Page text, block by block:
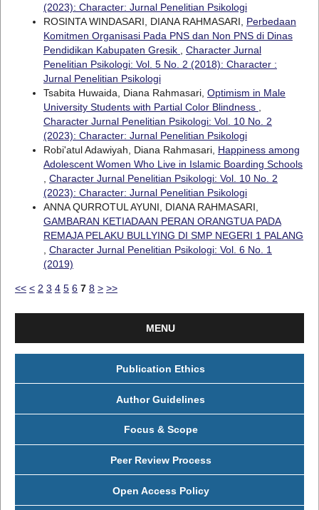
(2023): Character: Jurnal Penelitian Psikologi
ROSINTA WINDASARI, DIANA RAHMASARI, Perbedaan
Komitmen Organisasi Pada PNS dan Non PNS di Dinas
Pendidikan Kabupaten Gresik , Character Jurnal
Penelitian Psikologi: Vol. 5 No. 2 (2018): Character :
Jurnal Penelitian Psikologi
Tsabita Huwaida, Diana Rahmasari, Optimism in Male
University Students with Partial Color Blindness ,
Character Jurnal Penelitian Psikologi: Vol. 10 No. 2
(2023): Character: Jurnal Penelitian Psikologi
Robi'atul Adawiyah, Diana Rahmasari, Happiness among
Adolescent Women Who Live in Islamic Boarding Schools
, Character Jurnal Penelitian Psikologi: Vol. 10 No. 2
(2023): Character: Jurnal Penelitian Psikologi
ANNA QURROTUL AYUNI, DIANA RAHMASARI,
GAMBARAN KETIADAAN PERAN ORANGTUA PADA
REMAJA PELAKU BULLYING DI SMP NEGERI 1 PALANG
, Character Jurnal Penelitian Psikologi: Vol. 6 No. 1
(2019)
<< < 2 3 4 5 6 7 8 > >>
MENU
Publication Ethics
Author Guidelines
Focus & Scope
Peer Review Process
Open Access Policy